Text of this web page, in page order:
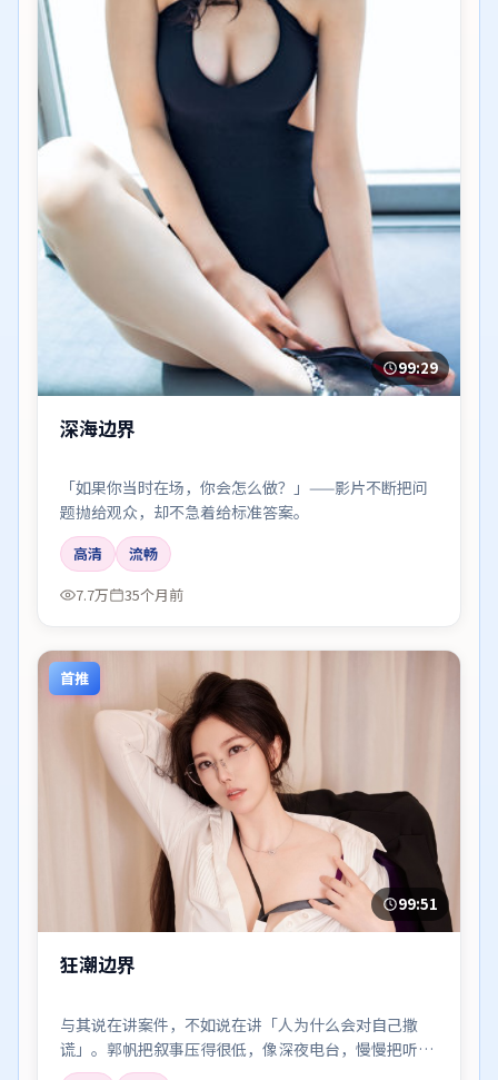
99:29
深海边界
「如果你当时在场，你会怎么做？」——影片不断把问
题抛给观众，却不急着给标准答案。
高清
流畅
7.7万
35个月前
首推
99:51
狂潮边界
与其说在讲案件，不如说在讲「人为什么会对自己撒
谎」。郭帆把叙事压得很低，像深夜电台，慢慢把听众
引进雾里。